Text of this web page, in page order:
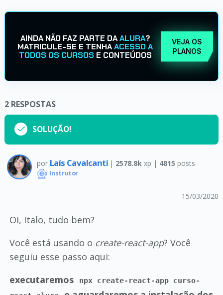
AINDA NÃO FAZ PARTE DAALURA?
MATRICULE-SE E TENHAACESSO A
TODOS OS CURSOS E CONTEÚDOS
VEJA OS
PLANOS
2 RESPOSTAS
SOLUÇÃO!
por Laís Cavalcanti | 2578.8k xp | 4815 posts
Instrutor
15/03/2020
Oi, Italo, tudo bem?
Você está usando o create-react-app? Você
seguiu esse passo aqui:
executaremos
npx create-react-app curso-